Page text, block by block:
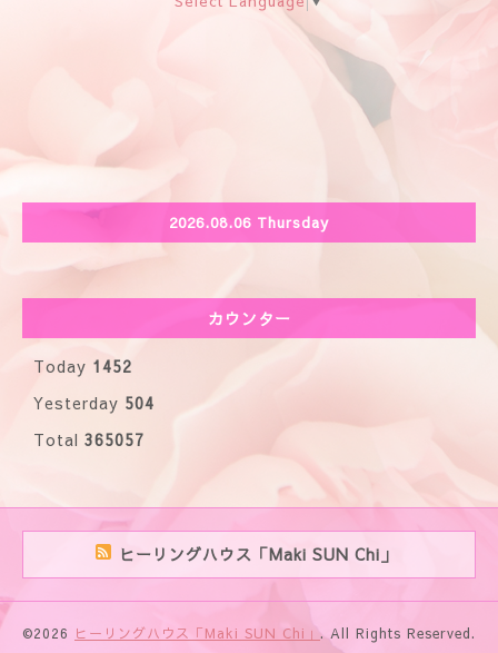
2026.08.06 Thursday
カウンター
Today 1452
Yesterday 504
Total 365057
ヒーリングハウス「Maki SUN Chi」
©2026 ヒーリングハウス「Maki SUN Chi」. All Rights Reserved.